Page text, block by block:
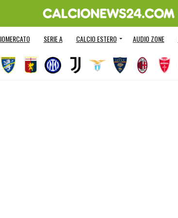
SERIE A CALCIO ESTERO AUDIO ZONE